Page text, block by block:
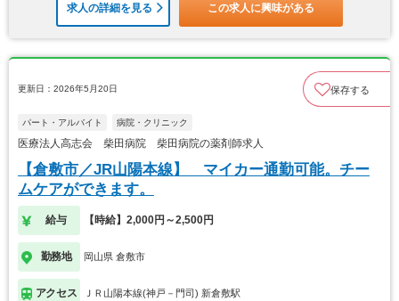
求人の詳細を見る この求人に興味がある
更新日：2026年5月20日 保存する
パート・アルバイト 病院・クリニック
医療法人高志会 柴田病院 柴田病院の薬剤師求人
【倉敷市／JR山陽本線】 マイカー通勤可能。チー
ムケアができます。
給与 【時給】2,000円～2,500円
勤務地 岡山県 倉敷市
アクセス ＪＲ山陽本線(神戸－門司) 新倉敷駅